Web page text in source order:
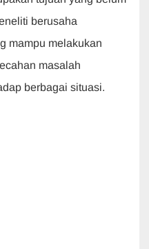
berusaha
mampu melakukan
masalah
berbagai situasi.